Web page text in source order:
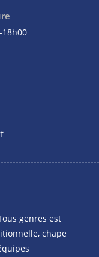
genres est
chape